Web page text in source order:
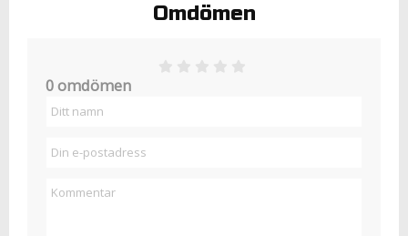
Omdömen
0 omdömen